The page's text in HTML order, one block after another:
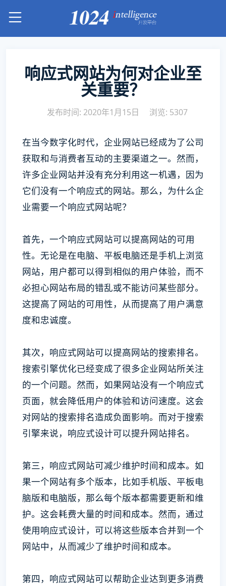
响应式网站为何对企业至
关重要？
发布时间: 2020年1月15日 浏览: 5307
在当今数字化时代，企业网站已经成为了公司
获取和与消费者互动的主要渠道之一。然而，
许多企业网站并没有充分利用这一机遇，因为
它们没有一个响应式的网站。那么，为什么企
业需要一个响应式网站呢？
首先，一个响应式网站可以提高网站的可用
性。无论是在电脑、平板电脑还是手机上浏览
网站，用户都可以得到相似的用户体验，而不
必担心网站布局的错乱或不能访问某些部分。
这提高了网站的可用性，从而提高了用户满意
度和忠诚度。
其次，响应式网站可以提高网站的搜索排名。
搜索引擎优化已经变成了很多企业网站所关注
的一个问题。然而，如果网站没有一个响应式
页面，就会降低用户的体验和访问速度。这会
对网站的搜索排名造成负面影响。而对于搜索
引擎来说，响应式设计可以提升网站排名。
第三，响应式网站可减少维护时间和成本。如
果一个网站有多个版本，比如手机版、平板电
脑版和电脑版，那么每个版本都需要更新和维
护。这会耗费大量的时间和成本。然而，通过
使用响应式设计，可以将这些版本合并到一个
网站中，从而减少了维护时间和成本。
第四，响应式网站可以帮助企业达到更多消费